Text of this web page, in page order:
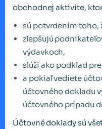
obchodnej aktivite,
sú potvrdením toho,
zlepšujú
výdavkoch,
slúži ako podklad
a pokiaľ vediete
účtovného dokladu
účtovného prípadu
Účtovné doklady sú